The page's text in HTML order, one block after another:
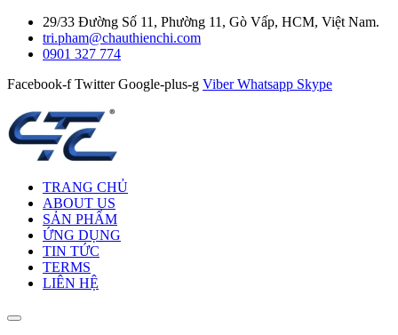
29/33 Đường Số 11, Phường 11, Gò Vấp, HCM, Việt Nam.
tri.pham@chauthienchi.com
0901 327 774
Facebook-f Twitter Google-plus-g Viber Whatsapp Skype
TRANG CHỦ
ABOUT US
SẢN PHẨM
ỨNG DỤNG
TIN TỨC
TERMS
LIÊN HỆ